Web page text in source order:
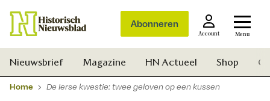
Abonneren
Account Menu
Nieuwsbrief Magazine HN Actueel Shop
Home De Ierse kwestie: twee geloven op een kussen